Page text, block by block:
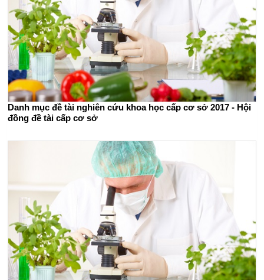
Danh mục đề tài nghiên cứu khoa học cấp cơ sở 2017 - Hội
đồng đề tài cấp cơ sở